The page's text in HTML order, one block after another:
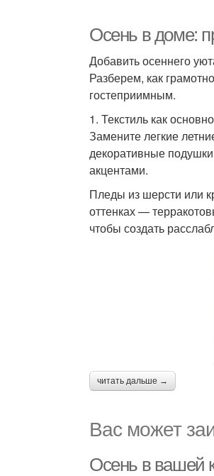
Осень в доме:
Добавить осеннего
Разберем, как
гостеприимным.
1. Текстиль как
Замените легкие
декоративные
акцентами.
Пледы из шерсти или
оттенках —
чтобы создать
читать дальше →
Вас может
Осень в вашей